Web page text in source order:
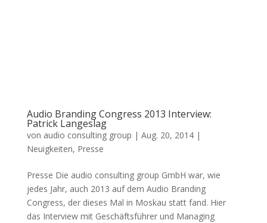
Audio Branding Congress 2013 Interview:
Patrick Langeslag
von audio consulting group | Aug. 20, 2014|
Neuigkeiten, Presse
Presse Die audio consulting group GmbH war, wie
jedes Jahr, auch 2013 auf dem Audio Branding
Congress, der dieses Mal in Moskau statt fand. Hier
das Interview mit Geschäftsführer und Managing